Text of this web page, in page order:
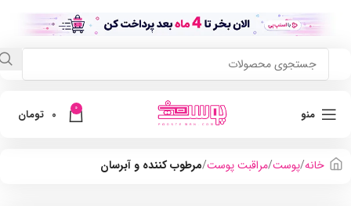
منو 0
0 تومان
خانه پوست مراقبت پوست مرطوب کننده و آبرسان